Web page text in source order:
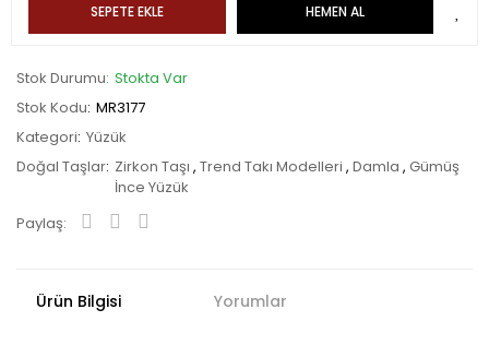
SEPETE EKLE HEMEN AL
Stok Durumu Stokta Var
Stok Kodu MR3177
Kategori Yüzük
Doğal Taşlar Zirkon Taşı , Trend Takı Modelleri , Damla , Gümüş
İnce Yüzük
Paylaş:
Ürün Bilgisi Yorumlar